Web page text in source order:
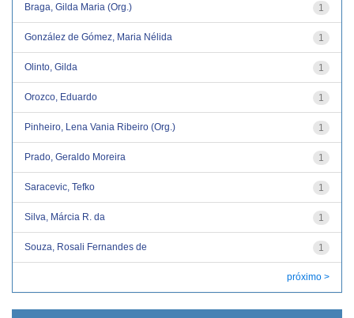
1
Braga, Gilda Maria (Org.)
1
González de Gómez, Maria Nélida
1
Olinto, Gilda
1
Orozco, Eduardo
1
Pinheiro, Lena Vania Ribeiro (Org.)
1
Prado, Geraldo Moreira
1
Saracevic, Tefko
1
Silva, Márcia R. da
1
Souza, Rosali Fernandes de
próximo >